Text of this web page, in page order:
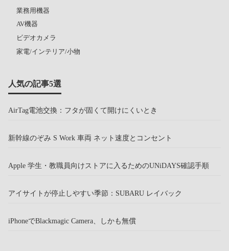
業務用機器
AV機器
ビデオカメラ
家電/インテリア/小物
人気の記事5選
AirTag電池交換：フタが固くて開けにくいとき
新幹線のぞみ S Work 車両 ネット速度とコンセント
Apple 学生・教職員向けストアに入るためのUNiDAYS確認手順
アイサイトが停止しやすい季節：SUBARU レイバック
iPhoneでBlackmagic Camera、しかも無償